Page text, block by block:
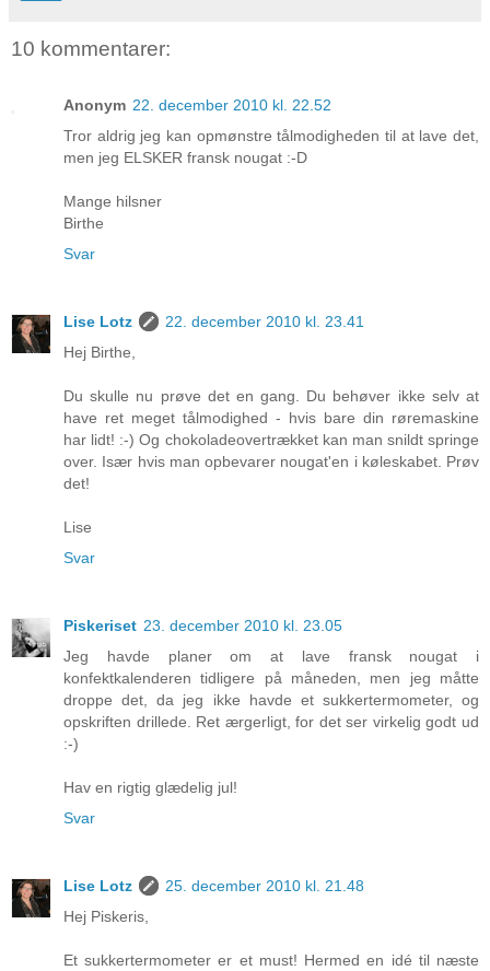
10 kommentarer:
Anonym 22. december 2010 kl. 22.52
Tror aldrig jeg kan opmønstre tålmodigheden til at lave det,
men jeg ELSKER fransk nougat :-D
Mange hilsner
Birthe
Svar
Lise Lotz
22. december 2010 kl. 23.41
Hej Birthe,
Du skulle nu prøve det en gang. Du behøver ikke selv at
have ret meget tålmodighed - hvis bare din røremaskine
har lidt! :-) Og chokoladeovertrækket kan man snildt springe
over. Især hvis man opbevarer nougat'en i køleskabet. Prøv
det!
Lise
Svar
Piskeriset 23. december 2010 kl. 23.05
Jeg havde planer om at lave fransk nougat i
konfektkalenderen tidligere på måneden, men jeg måtte
droppe det, da jeg ikke havde et sukkertermometer, og
opskriften drillede. Ret ærgerligt, for det ser virkelig godt ud
:-)
Hav en rigtig glædelig jul!
Svar
Lise Lotz
25. december 2010 kl. 21.48
Hej Piskeris,
Et sukkertermometer er et must! Hermed en idé til næste